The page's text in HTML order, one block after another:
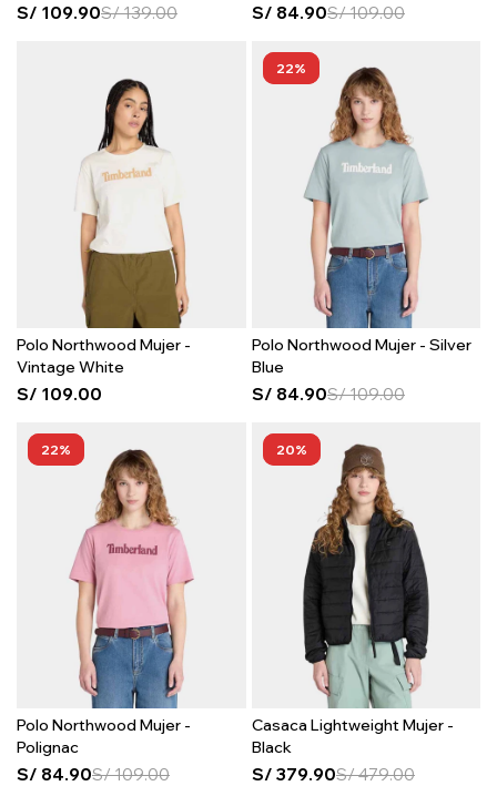
S/ 109.90S/139.00 S/ 84.90S/109.00
Polo Northwood Mujer -
Vintage White
S/ 109.00
22
Polo Northwood Mujer - Silver
Blue
S/ 84.90S/109.00
22
Polo Northwood Mujer -
Polignac
S/ 84.90S/109.00
20
Casaca Lightweight Mujer -
Black
S/ 379.90S/479.00